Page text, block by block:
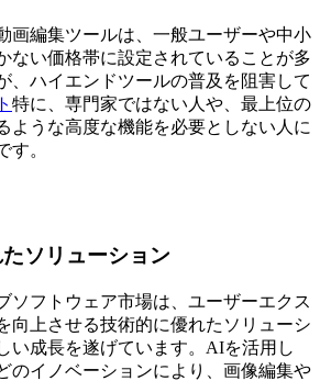
画編集ツールは、一般ユーザーや中小
ない価格帯に設定されていることが多
、ハイエンドツールの普及を阻害して
特に、専門家ではない人や、最上位の
ような高度な機能を必要としない人に
す。
ソリューション
ソフトウェア市場は、ユーザーエクス
向上させる技術的に優れたソリューシ
い成長を遂げています。AIを活用し
のイノベーションにより、画像編集や